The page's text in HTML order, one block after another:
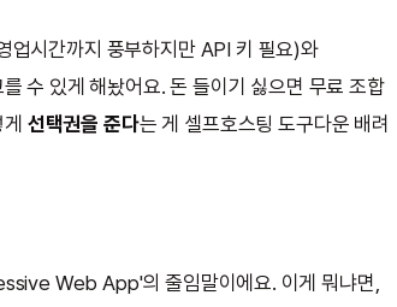
업시간까지 풍부하지만 API 키 필요)와
수 있게 해놨어요. 돈 들이기 싫으면 무료 조합
선택권을 준다는 게 셀프호스팅 도구다운 배려
Web App'의 줄임말이에요. 이게 뭐냐면,